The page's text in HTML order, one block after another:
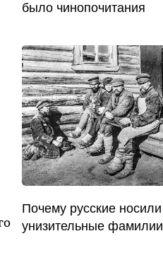
было чинопочитания
Почему русские носили
унизительные фамилии